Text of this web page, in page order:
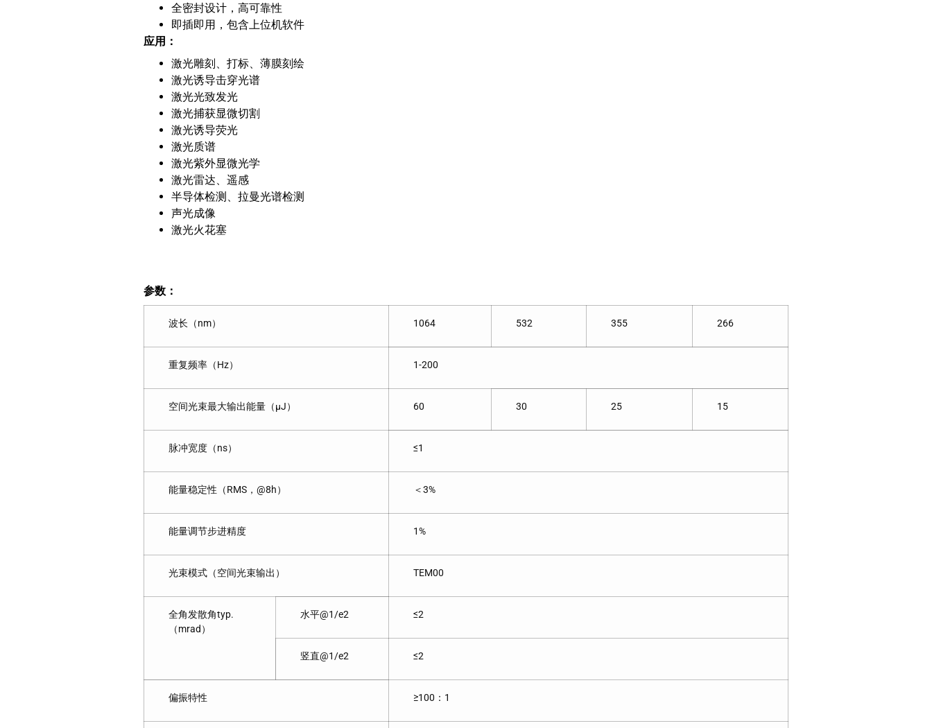
全密封设计，高可靠性
即插即用，包含上位机软件
应用：
激光雕刻、打标、薄膜刻绘
激光诱导击穿光谱
激光光致发光
激光捕获显微切割
激光诱导荧光
激光质谱
激光紫外显微光学
激光雷达、遥感
半导体检测、拉曼光谱检测
声光成像
激光火花塞
参数：
波长（nm） 1064 532 355 266
重复频率（Hz） 1-200
空间光束最大输出能量（μJ） 60 30 25 15
脉冲宽度（ns） ≤1
能量稳定性（RMS，@8h） ＜3%
能量调节步进精度 1%
光束模式（空间光束输出） TEM00
全角发散角typ.
（mrad）
水平@1/e2 ≤2
竖直@1/e2 ≤2
偏振特性 ≥100：1